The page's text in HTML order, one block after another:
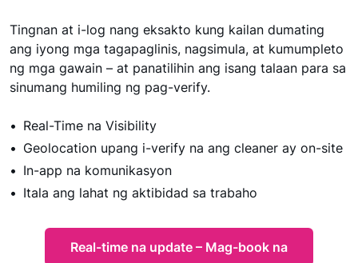
Tingnan at i-log nang eksakto kung kailan dumating
ang iyong mga tagapaglinis, nagsimula, at kumumpleto
ng mga gawain – at panatilihin ang isang talaan para sa
sinumang humiling ng pag-verify.
Real-Time na Visibility
Geolocation upang i-verify na ang cleaner ay on-site
In-app na komunikasyon
Itala ang lahat ng aktibidad sa trabaho
Real-time na update – Mag-book na